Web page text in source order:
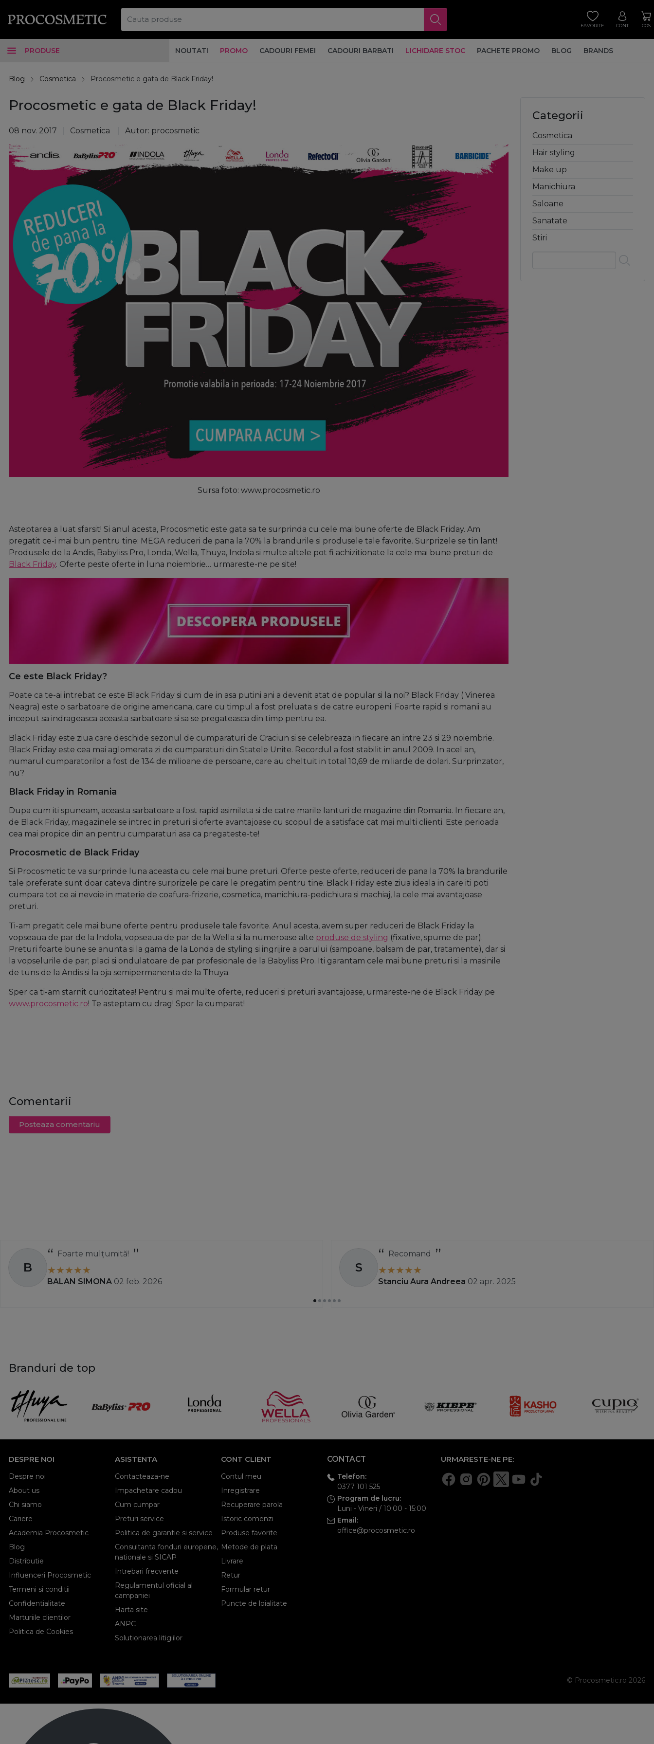
FAVORITE CONT COS
PRODUSE NOUTATI PROMO CADOURI FEMEI CADOURI BARBATI LICHIDARE STOC PACHETE PROMO BLOG BRANDS
Blog Cosmetica Procosmetic e gata de Black Friday!
Procosmetic e gata de Black Friday!
Categorii
Cosmetica
Hair styling
Make up
Manichiura
Saloane
Sanatate
Stiri
08 nov. 2017 Cosmetica Autor: procosmetic
Sursa foto: www.procosmetic.ro
Asteptarea a luat sfarsit! Si anul acesta, Procosmetic este gata sa te surprinda cu cele mai bune oferte de Black Friday. Am
pregatit ce-i mai bun pentru tine: MEGA reduceri de pana la 70% la brandurile si produsele tale favorite. Surprizele se tin lant!
Produsele de la Andis, Babyliss Pro, Londa, Wella, Thuya, Indola si multe altele pot fi achizitionate la cele mai bune preturi de
Black Friday. Oferte peste oferte in luna noiembrie… urmareste-ne pe site!
Ce este Black Friday?
Poate ca te-ai intrebat ce este Black Friday si cum de in asa putini ani a devenit atat de popular si la noi? Black Friday ( Vinerea
Neagra) este o sarbatoare de origine americana, care cu timpul a fost preluata si de catre europeni. Foarte rapid si romanii au
inceput sa indrageasca aceasta sarbatoare si sa se pregateasca din timp pentru ea.
Black Friday este ziua care deschide sezonul de cumparaturi de Craciun si se celebreaza in fiecare an intre 23 si 29 noiembrie.
Black Friday este cea mai aglomerata zi de cumparaturi din Statele Unite. Recordul a fost stabilit in anul 2009. In acel an,
numarul cumparatorilor a fost de 134 de milioane de persoane, care au cheltuit in total 10,69 de miliarde de dolari. Surprinzator,
nu?
Black Friday in Romania
Dupa cum iti spuneam, aceasta sarbatoare a fost rapid asimilata si de catre marile lanturi de magazine din Romania. In fiecare an,
de Black Friday, magazinele se intrec in preturi si oferte avantajoase cu scopul de a satisface cat mai multi clienti. Este perioada
cea mai propice din an pentru cumparaturi asa ca pregateste-te!
Procosmetic de Black Friday
Si Procosmetic te va surprinde luna aceasta cu cele mai bune preturi. Oferte peste oferte, reduceri de pana la 70% la brandurile
tale preferate sunt doar cateva dintre surprizele pe care le pregatim pentru tine. Black Friday este ziua ideala in care iti poti
cumpara tot ce ai nevoie in materie de coafura-frizerie, cosmetica, manichiura-pedichiura si machiaj, la cele mai avantajoase
preturi.
Ti-am pregatit cele mai bune oferte pentru produsele tale favorite. Anul acesta, avem super reduceri de Black Friday la
vopseaua de par de la Indola, vopseaua de par de la Wella si la numeroase alte produse de styling (fixative, spume de par).
Preturi foarte bune se anunta si la gama de la Londa de styling si ingrijire a parului (sampoane, balsam de par, tratamente), dar si
la vopselurile de par; placi si ondulatoare de par profesionale de la Babyliss Pro. Iti garantam cele mai bune preturi si la masinile
de tuns de la Andis si la oja semipermanenta de la Thuya.
Sper ca ti-am starnit curiozitatea! Pentru si mai multe oferte, reduceri si preturi avantajoase, urmareste-ne de Black Friday pe
www.procosmetic.ro! Te asteptam cu drag! Spor la cumparat!
Comentarii
Posteaza comentariu
B
Foarte mulțumită!
BALAN SIMONA 02 feb. 2026
S
Recomand
Stanciu Aura Andreea 02 apr. 2025
Branduri de top
DESPRE NOI
Despre noi
About us
Chi siamo
Cariere
Academia Procosmetic
Blog
Distributie
Influenceri Procosmetic
Termeni si conditii
Confidentialitate
Marturiile clientilor
Politica de Cookies
ASISTENTA
Contacteaza-ne
Impachetare cadou
Cum cumpar
Preturi service
Politica de garantie si service
Consultanta fonduri europene,
nationale si SICAP
Intrebari frecvente
Regulamentul oficial al
campaniei
Harta site
ANPC
Solutionarea litigiilor
CONT CLIENT
Contul meu
Inregistrare
Recuperare parola
Istoric comenzi
Produse favorite
Metode de plata
Livrare
Retur
Formular retur
Puncte de loialitate
CONTACT
Telefon:
0377 101 525
Program de lucru:
Luni - Vineri / 10:00 - 15:00
Email:
office@procosmetic.ro
URMARESTE-NE PE:
© Procosmetic.ro 2026